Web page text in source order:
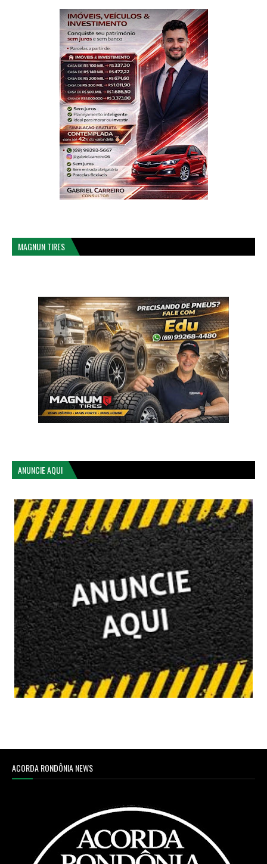
MAGNUN TIRES
ANUNCIE AQUI
ACORDA RONDÔNIA NEWS